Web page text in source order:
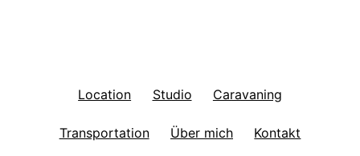
Location Studio Caravaning
Transportation Über mich Kontakt